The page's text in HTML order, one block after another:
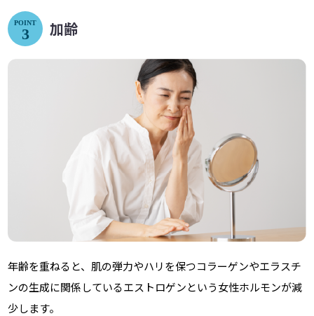
POINT
3 加齢
年齢を重ねると、肌の弾力やハリを保つコラーゲンやエラスチ
ンの生成に関係しているエストロゲンという女性ホルモンが減
少します。